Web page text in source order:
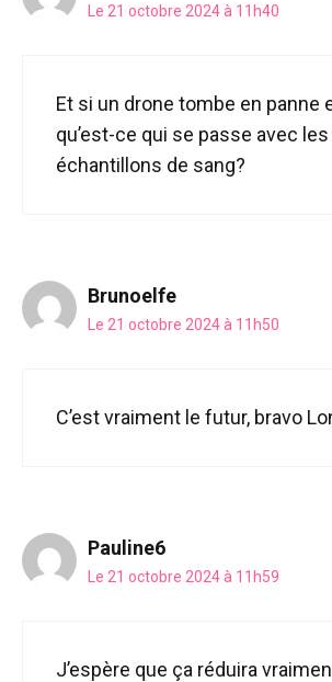
Le 21 octobre 2024 à 11h40
Et si un drone tombe en panne
qu’est-ce qui se passe avec les
échantillons de sang?
Brunoelfe
Le 21 octobre 2024 à 11h50
C’est vraiment le futur, bravo
Pauline6
Le 21 octobre 2024 à 11h59
J’espère que ça réduira